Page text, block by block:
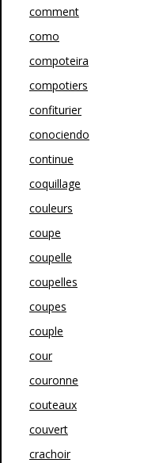
comment
como
compoteira
compotiers
confiturier
conociendo
continue
coquillage
couleurs
coupe
coupelle
coupelles
coupes
couple
cour
couronne
couteaux
couvert
crachoir